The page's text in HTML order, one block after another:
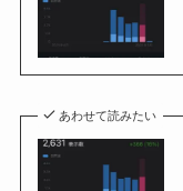
あわせて読みたい